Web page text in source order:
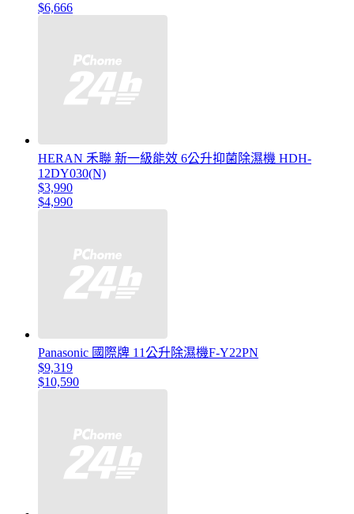
$6,666
HERAN 禾聯 新一級能效 6公升抑菌除濕機 HDH-
12DY030(N)
$3,990
$4,990
Panasonic 國際牌 11公升除濕機F-Y22PN
$9,319
$10,590